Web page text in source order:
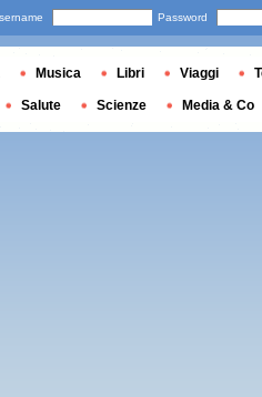
Password
Musica Libri Viaggi
Salute Scienze Media & Co